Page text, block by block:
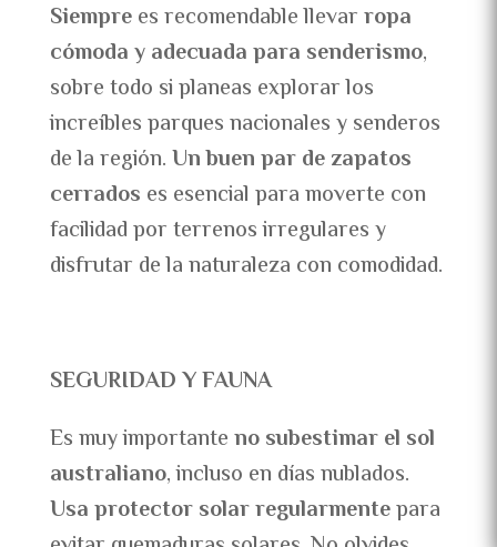
Siemprees recomendable llevarropa
cómoda y adecuada para senderismo,
sobre todo si planeas explorar los
increíbles parques nacionales y senderos
de la región.Un buen par de zapatos
cerrados es esencial para moverte con
facilidad por terrenos irregulares y
disfrutar de la naturaleza con comodidad.
SEGURIDAD Y FAUNA
Es muy importanteno subestimar el sol
australiano, incluso en días nublados.
Usa protector solar regularmentepara